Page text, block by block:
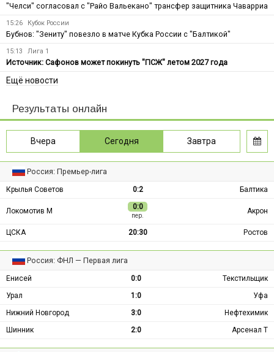
"Челси" согласовал с "Райо Вальекано" трансфер защитника Чаварриа
15:26 Кубок России
Бубнов: "Зениту" повезло в матче Кубка России с "Балтикой"
15:13 Лига 1
Источник: Сафонов может покинуть "ПСЖ" летом 2027 года
Ещё новости
Результаты онлайн
Вчера Сегодня Завтра
Россия: Премьер-лига
Крылья Советов 0:2 Балтика
Локомотив М 0:0
пер.
Акрон
ЦСКА 20:30 Ростов
Россия: ФНЛ — Первая лига
Енисей 0:0
Текстильщик
Урал
1:0
Уфа
Нижний Новгород
3:0
Нефтехимик
Шинник
2:0 Арсенал Т